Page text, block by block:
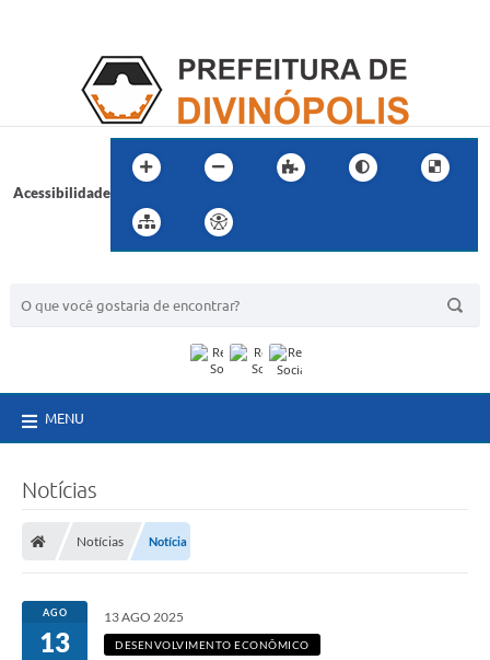
Acessibilidade
MENU
Notícias
Notícias Notícia
AGO
13
13 AGO 2025
DESENVOLVIMENTO ECONÔMICO